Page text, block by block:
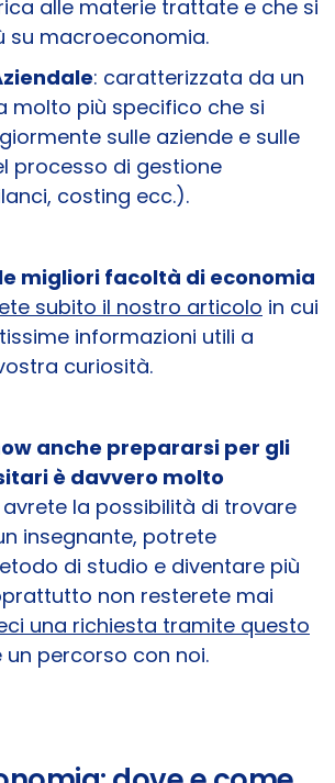
alle materie trattate e che si
su macroeconomia.
: caratterizzata da un
molto più specifico che si
sulle aziende e sulle
processo di gestione
costing ecc.).
migliori facoltà di economia
subito il nostro articolo in cui
informazioni utili a
curiosità.
anche prepararsi per gli
è davvero molto
avrete la possibilità di trovare
insegnante, potrete
di studio e diventare più
non resterete mai
una richiesta tramite questo
un percorso con noi.